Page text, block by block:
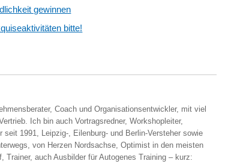
gewinnen
bitte!
Coach und Organisationsentwickler, mit viel
Ich bin auch Vortragsredner, Workshopleiter,
seit 1991, Leipzig-, Eilenburg- und Berlin-Versteher sowie
von Herzen Nordsachse, Optimist in den meisten
Trainer, auch Ausbilder für Autogenes Training – kurz: